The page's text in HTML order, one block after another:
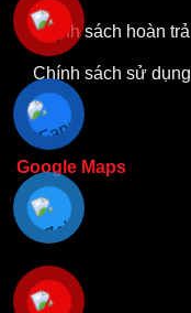
Chính sách hoàn trả
Chính sách sử dụng
Google Maps